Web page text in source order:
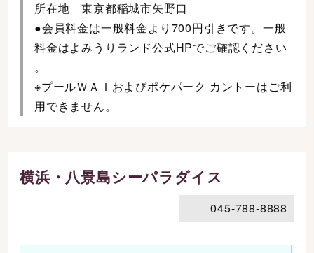
所在地 東京都稲城市矢野口
●会員料金は一般料金より700円引きです。一般
料金はよみうりランド公式HPでご確認ください
。
※プールＷＡＩおよびポケパーク カントーはご利
用できません。
横浜・八景島シーパラダイス
045-788-8888